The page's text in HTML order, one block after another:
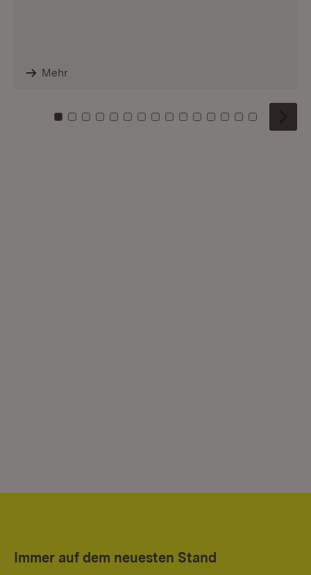
Mehr
Zu Kachel: 0
Zu Kachel: 1
Zu Kachel: 2
Zu Kachel: 3
Zu Kachel: 4
Zu Kachel: 5
Zu Kachel: 6
Zu Kachel: 7
Zu Kachel: 8
Zu Kachel: 9
Zu Kachel: 10
Zu Kachel: 11
Zu Kachel: 12
Zu Kachel:
Zu
Immer auf dem neuesten Stand